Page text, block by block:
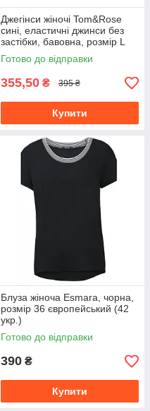
Джегінси жіночі Tom&Rose
сині, еластичні джинси без
застібки, бавовна, розмір L
Готово до відправки
355,50 ₴ 395 ₴
Купити
Блуза жіноча Esmara, чорна,
розмір 36 європейський (42
укр.)
Готово до відправки
390 ₴
Купити